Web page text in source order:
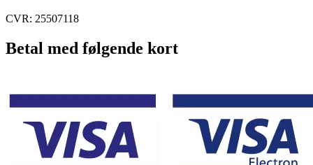
CVR: 25507118
Betal med følgende kort